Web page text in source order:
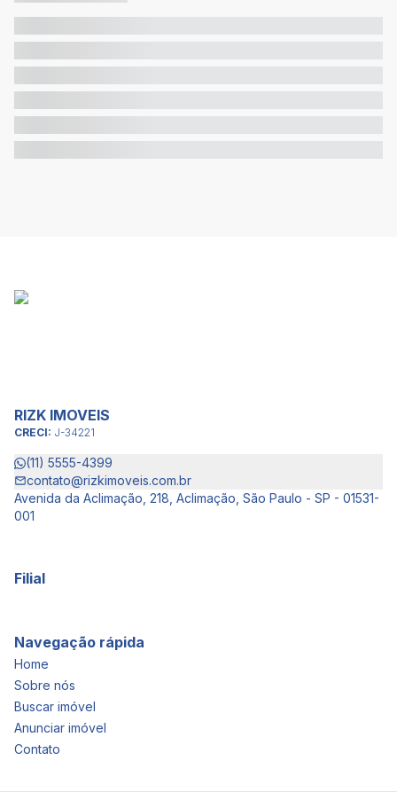
RIZK IMOVEIS
CRECI: J-34221
(11) 5555-4399
contato@rizkimoveis.com.br
Avenida da Aclimação, 218, Aclimação, São Paulo - SP - 01531-
001
Filial
Navegação rápida
Home
Sobre nós
Buscar imóvel
Anunciar imóvel
Contato